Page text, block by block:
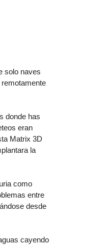
solo naves
donde has
eran
Matrix 3D
la
como
entre
desde
cayendo